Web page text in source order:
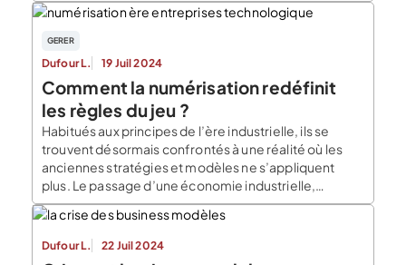
GERER
Dufour L. 19 Juil 2024
Comment la numérisation redéfinit
les règles du jeu ?
Habitués aux principes de l’ère industrielle, ils se
trouvent désormais confrontés à une réalité où les
anciennes stratégies et modèles ne s’appliquent
plus. Le passage d’une économie industrielle,
centrée sur le volume de production, les économies
d’échelle et la centralisation des moyens de
production, à une économie numérique
décentralisée et dynamique bouleverse les
Dufour L. 22 Juil 2024